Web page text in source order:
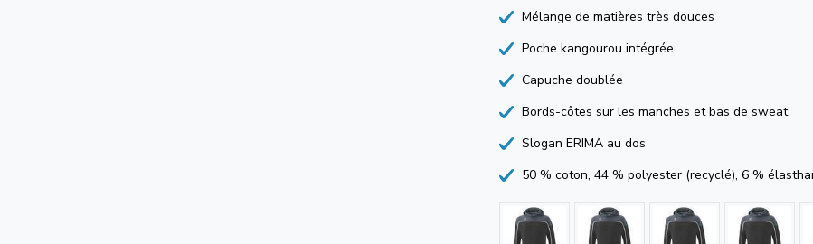
Mélange de matières très douces
Poche kangourou intégrée
Capuche doublée
Bords-côtes sur les manches et bas de sweat
Slogan ERIMA au dos
50 % coton, 44 % polyester (recyclé), 6 %